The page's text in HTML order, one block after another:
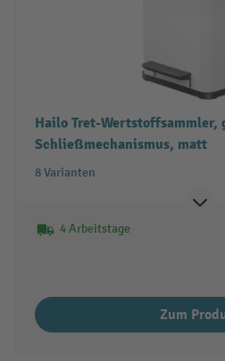
Hailo Tret-Wertstoffsammler,
Schließmechanismus, matt
8 Varianten
4 Arbeitstage
Zum